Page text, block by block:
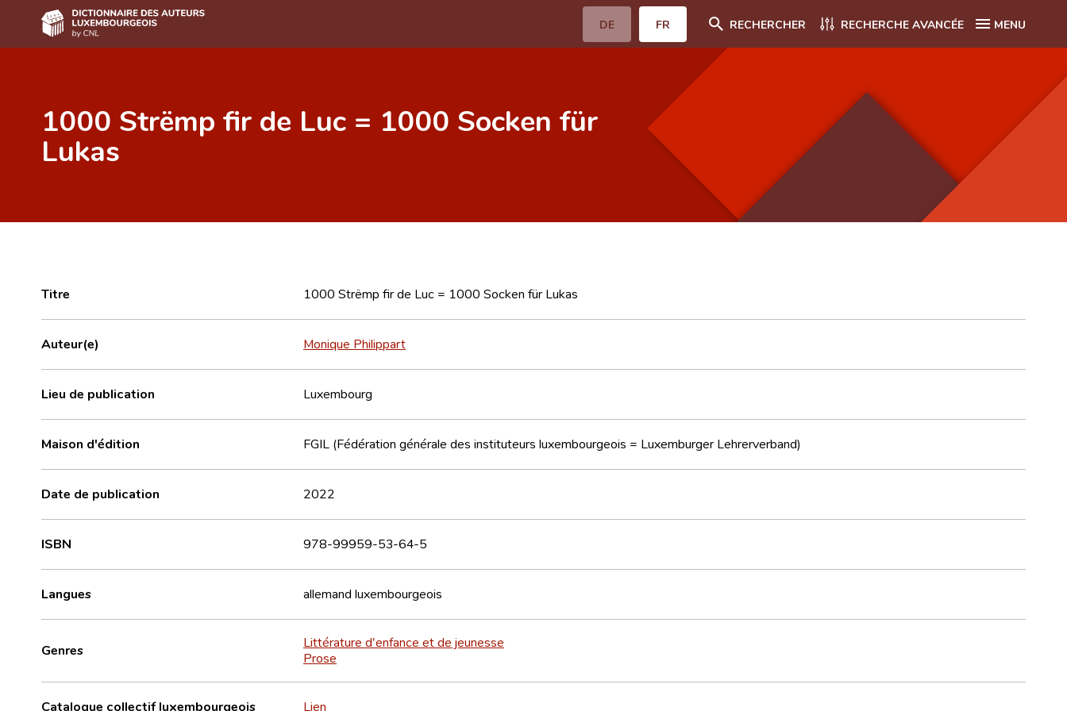
DE FR RECHERCHER RECHERCHE AVANCÉE MENU
Auteur(e)s A-Z
Recherche avancée
1000 Strëmp fir de Luc = 1000 Socken für
Lukas
Titre 1000 Strëmp fir de Luc = 1000 Socken für Lukas
Auteur(e) Monique Philippart
Lieu de publication Luxembourg
Maison d'édition FGIL (Fédération générale des instituteurs luxembourgeois = Luxemburger Lehrerverband)
Date de publication 2022
ISBN 978-99959-53-64-5
Langues allemand luxembourgeois
Genres
Littérature d'enfance et de jeunesse
Prose
Catalogue collectif luxembourgeois Lien